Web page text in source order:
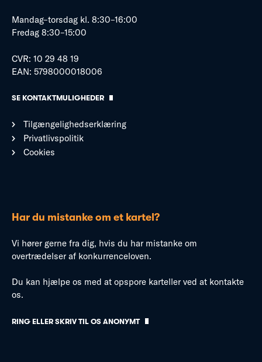
Mandag–torsdag kl. 8:30–16:00
Fredag 8:30–15:00
CVR: 10 29 48 19
EAN: 5798000018006
SE KONTAKTMULIGHEDER
Tilgængelighedserklæring
Privatlivspolitik
Cookies
Har du mistanke om et kartel?
Vi hører gerne fra dig, hvis du har mistanke om
overtrædelser af konkurrenceloven.
Du kan hjælpe os med at opspore karteller ved at kontakte
os.
RING ELLER SKRIV TIL OS ANONYMT